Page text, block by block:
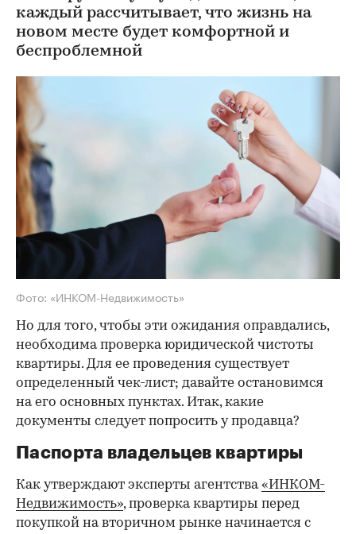
каждый рассчитывает, что жизнь на
новом месте будет комфортной и
беспроблемной
Фото: «ИНКОМ-Недвижимость»
Но для того, чтобы эти ожидания оправдались,
необходима проверка юридической чистоты
квартиры. Для ее проведения существует
определенный чек-лист; давайте остановимся
на его основных пунктах. Итак, какие
документы следует попросить у продавца?
Паспорта владельцев квартиры
Как утверждают эксперты агентства«ИНКОМ-
Недвижимость», проверка квартиры перед
покупкой на вторичном рынке начинается с